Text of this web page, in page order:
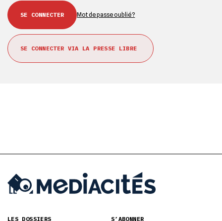
Mot de passe oublié ?
SE CONNECTER VIA LA PRESSE LIBRE
LES DOSSIERS S’ABONNER